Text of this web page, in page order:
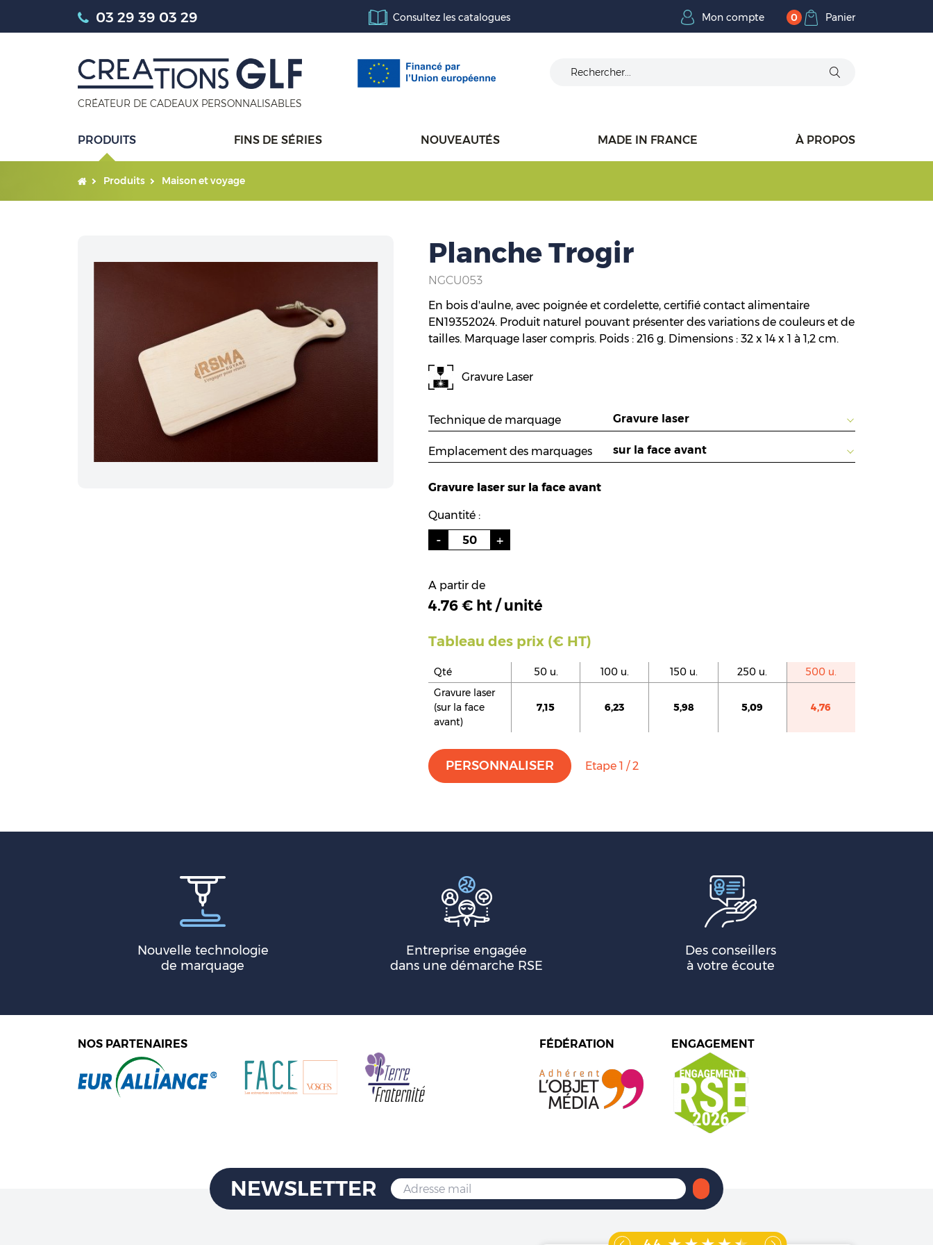
03 29 39 03 29 Consultez les catalogues Mon compte 0 Panier
CRÉATEUR DE CADEAUX PERSONNALISABLES
PRODUITS FINS DE SÉRIES NOUVEAUTÉS MADE IN FRANCE À PROPOS
Produits Maison et voyage
Planche Trogir
NGCU053
En bois d'aulne, avec poignée et cordelette, certifié contact alimentaire
EN19352024. Produit naturel pouvant présenter des variations de couleurs et de
tailles. Marquage laser compris. Poids : 216 g. Dimensions : 32 x 14 x 1 à 1,2 cm.
Gravure Laser
Technique de marquage
Emplacement des marquages
Gravure laser sur la face avant
Quantité :
A partir de
4.76 € ht / unité
Tableau des prix (€ HT)
Qté 50 u. 100 u. 150 u. 250 u.
500 u.
Gravure laser
(sur la face
avant)
7,15 6,23 5,98 5,09 4,76
PERSONNALISER Etape 1 / 2
Nouvelle technologie
de marquage
Entreprise engagée
dans une démarche RSE
Des conseillers
à votre écoute
NOS PARTENAIRES FÉDÉRATION ENGAGEMENT
NEWSLETTER